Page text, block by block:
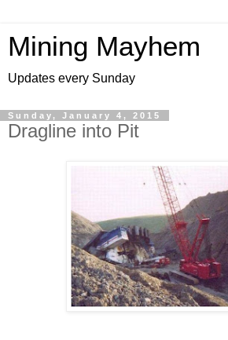
Mining Mayhem
Updates every Sunday
Sunday, January 4, 2015
Dragline into Pit